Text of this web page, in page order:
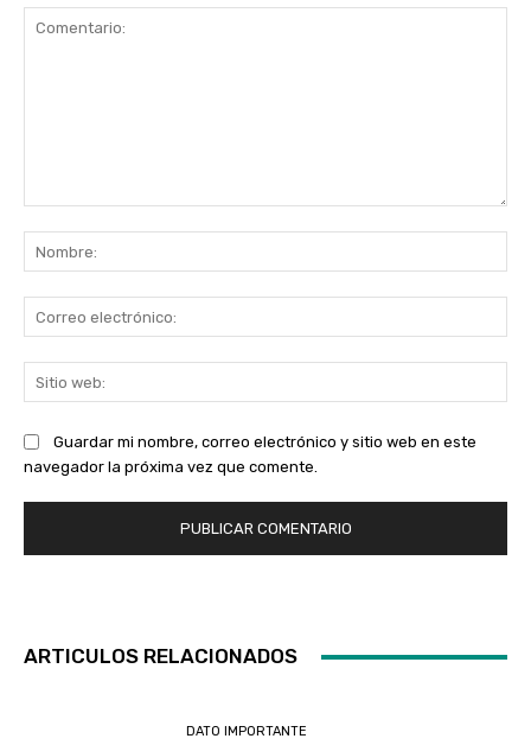
Guardar mi nombre, correo electrónico y sitio web en este
navegador la próxima vez que comente.
ARTICULOS RELACIONADOS
DATO IMPORTANTE